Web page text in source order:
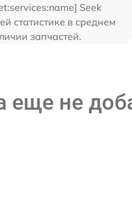
Seek
статистике в среднем
запчастей.
еще не